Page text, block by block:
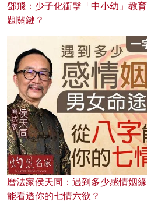
鄧飛：少子化衝擊「中小幼」教
題關鍵？
曆法家侯天同：遇到多少感情姻
能看透你的七情六欲？